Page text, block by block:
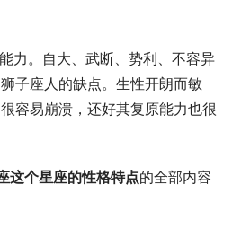
力。自大、武断、势利、不容异
子座人的缺点。生性开朗而敏
容易崩溃，还好其复原能力也很
这个星座的性格特点的全部内容